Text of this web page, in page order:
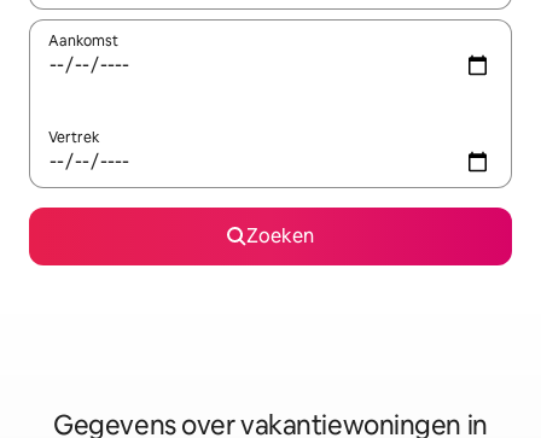
Aankomst
Vertrek
Zoeken
Gegevens over vakantiewoningen in